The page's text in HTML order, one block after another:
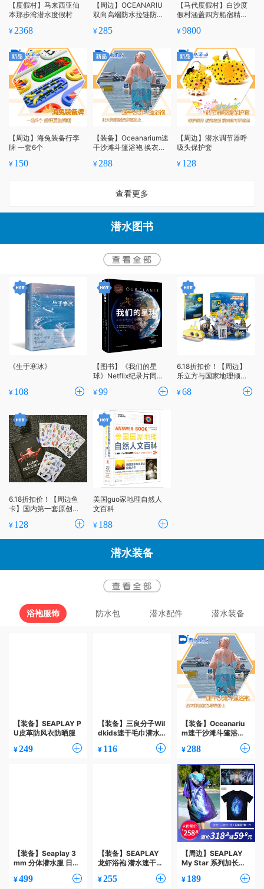
【度假村】马来西亚仙
本那步湾潜水度假村
¥ 2368
【周边】OCEANARIU
双向高端防水拉链防泼
携
¥ 285
【马代度假村】白沙度
假村涵盖四方船宿精
¥9800
【周边】海兔装备行李
牌 一套6个
¥ 150
【装备】Oceanarium速
干沙滩斗篷浴袍 换衣浴
¥ 288
【周边】潜水调节器呼
吸头保护套
¥ 128
查看更多
潜水图书
《生于寒冰》
¥ 108
【图书】《我们的星
球》Netflix纪录片同名
¥99
6.18折扣价！【周边】
乐立方与国家地理倾情
推出3D立体拼图——海
底探险
¥68
6.18折扣价！【周边鱼
卡】国内第一套原创手
绘防水鱼卡 水下携带无
惧陌生海洋生物 附防水
¥ 128
美国guo家地理自然人
文百科
¥ 188
潜水装备
浴袍服饰 防水包 潜水配件 潜水装备
【装备】SEAPLAY P
U皮革防风衣防晒服
¥249
【装备】三良分子Wil
dkids速干毛巾潜水
游泳沙滩吸水巾成人
度假海边浴巾
¥ 116
【装备】Oceanariu
m速干沙滩斗篷浴袍
¥288
【装备】Seaplay 3
mm 分体潜水服 日本
YAMAMOTO氯丁橡
胶超弹料
¥499
【装备】SEAPLAY
龙虾浴袍 潜水速干浴
¥255
【周边】SEAPLAY
My Star 系列加长浴
¥ 189